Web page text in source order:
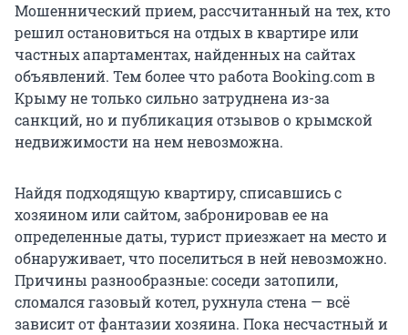
Мошеннический прием, рассчитанный на тех, кто
решил остановиться на отдых в квартире или
частных апартаментах, найденных на сайтах
объявлений. Тем более что работа Booking.com в
Крыму не только сильно затруднена из-за
санкций, но и публикация отзывов о крымской
недвижимости на нем невозможна.
Найдя подходящую квартиру, списавшись с
хозяином или сайтом, забронировав ее на
определенные даты, турист приезжает на место и
обнаруживает, что поселиться в ней невозможно.
Причины разнообразные: соседи затопили,
сломался газовый котел, рухнула стена — всё
зависит от фантазии хозяина. Пока несчастный и